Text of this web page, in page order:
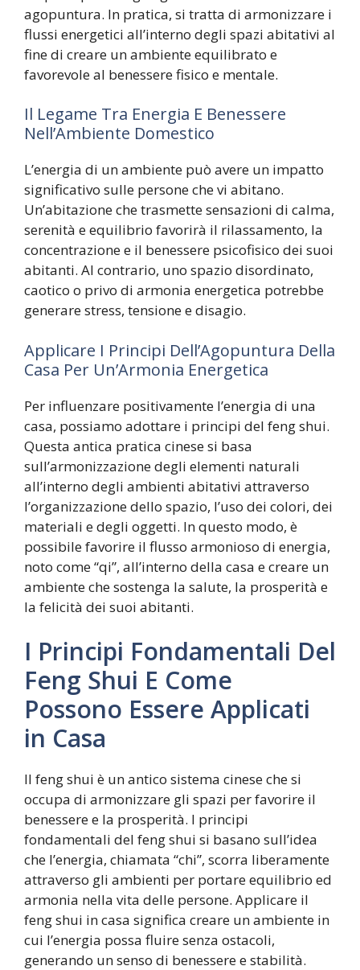
agopuntura. In pratica, si tratta di armonizzare i
flussi energetici all’interno degli spazi abitativi al
fine di creare un ambiente equilibrato e
favorevole al benessere fisico e mentale.
Il Legame Tra Energia E Benessere
Nell’Ambiente Domestico
L’energia di un ambiente può avere un impatto
significativo sulle persone che vi abitano.
Un’abitazione che trasmette sensazioni di calma,
serenità e equilibrio favorirà il rilassamento, la
concentrazione e il benessere psicofisico dei suoi
abitanti. Al contrario, uno spazio disordinato,
caotico o privo di armonia energetica potrebbe
generare stress, tensione e disagio.
Applicare I Principi Dell’Agopuntura Della
Casa Per Un’Armonia Energetica
Per influenzare positivamente l’energia di una
casa, possiamo adottare i principi del feng shui.
Questa antica pratica cinese si basa
sull’armonizzazione degli elementi naturali
all’interno degli ambienti abitativi attraverso
l’organizzazione dello spazio, l’uso dei colori, dei
materiali e degli oggetti. In questo modo, è
possibile favorire il flusso armonioso di energia,
noto come “qi”, all’interno della casa e creare un
ambiente che sostenga la salute, la prosperità e
la felicità dei suoi abitanti.
I Principi Fondamentali Del
Feng Shui E Come
Possono Essere Applicati
in Casa
Il feng shui è un antico sistema cinese che si
occupa di armonizzare gli spazi per favorire il
benessere e la prosperità. I principi
fondamentali del feng shui si basano sull’idea
che l’energia, chiamata “chi”, scorra liberamente
attraverso gli ambienti per portare equilibrio ed
armonia nella vita delle persone. Applicare il
feng shui in casa significa creare un ambiente in
cui l’energia possa fluire senza ostacoli,
generando un senso di benessere e stabilità.